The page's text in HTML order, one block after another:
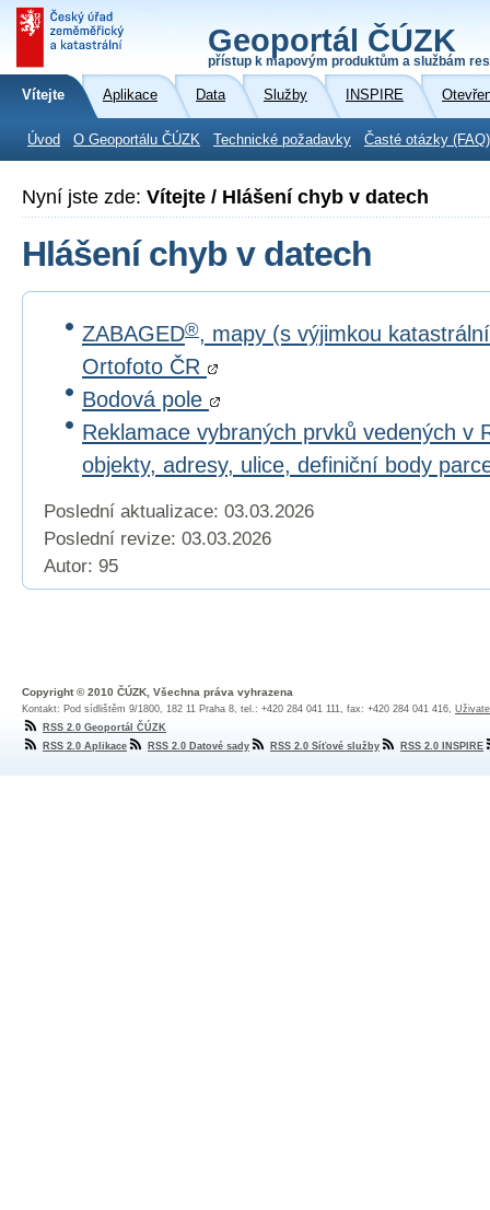
Geoportál ČÚZK
přístup k mapovým produktům a službám
Vítejte Aplikace Data Služby INSPIRE
Úvod O Geoportálu ČÚZK Technické požadavky Časté otázky (FAQ)
Nyní jste zde: Vítejte / Hlášení chyb v datech
Hlášení chyb v datech
ZABAGED®, mapy (s výjimkou
Ortofoto ČR
Bodová pole
Reklamace vybraných prvků vedených v
objekty, adresy, ulice, definiční body
Poslední aktualizace: 03.03.2026
Poslední revize: 03.03.2026
Autor: 95
Copyright © 2010 ČÚZK, Všechna práva vyhrazena
Kontakt: Pod sídlištěm 9/1800, 182 11 Praha 8, tel.: +420 284 041 111, fax: +420 284 041 416,
RSS 2.0 Geoportál ČÚZK
RSS 2.0 Aplikace
RSS 2.0 Datové sady RSS 2.0 Síťové služby RSS 2.0 INSPIRE